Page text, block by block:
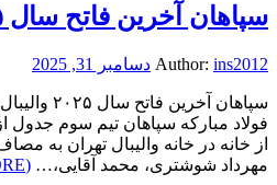
سپاهان آخرین فاتح سال ۲۰۲۵ والیبال
Author: ins2012 دسامبر 31, 2025
سپاهان
از خانه در خانه والیبال تهران به
مهرداد شوشتری، محمد آقایی،… (READ MORE)